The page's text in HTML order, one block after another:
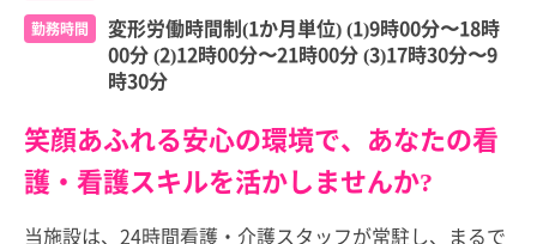
勤務時間
変形労働時間制(1か月単位) (1)9時00分〜18時
00分 (2)12時00分〜21時00分 (3)17時30分〜9
時30分
笑顔あふれる安心の環境で、あなたの看
護・看護スキルを活かしませんか?
当施設は、24時間看護・介護スタッフが常駐し、まるで